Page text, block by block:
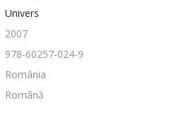
Univers
2007
978-60257-024-9
România
Română